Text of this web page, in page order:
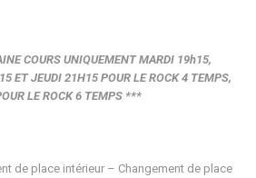
COURS UNIQUEMENT MARDI 19h15,
ET JEUDI 21H15 POUR LE ROCK 4 TEMPS,
LE ROCK 6 TEMPS ***
de place intérieur – Changement de place